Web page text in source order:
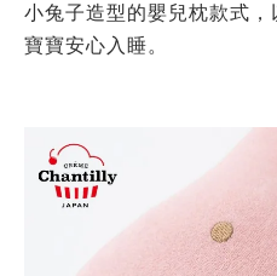
小兔子造型的嬰兒枕款式
寶寶安心入睡。